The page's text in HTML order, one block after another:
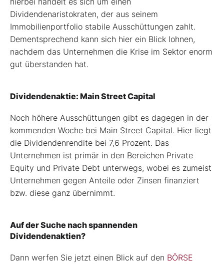
Dividendenaristokraten, der aus seinem
Immobilienportfolio stabile Ausschüttungen zahlt.
Dementsprechend kann sich hier ein Blick lohnen,
nachdem das Unternehmen die Krise im Sektor enorm
gut überstanden hat.
Dividendenaktie: Main Street Capital
Noch höhere Ausschüttungen gibt es dagegen in der
kommenden Woche bei Main Street Capital. Hier liegt
die Dividendenrendite bei 7,6 Prozent. Das
Unternehmen ist primär in den Bereichen Private
Equity und Private Debt unterwegs, wobei es zumeist
Unternehmen gegen Anteile oder Zinsen finanziert
bzw. diese ganz übernimmt.
Auf der Suche nach spannenden
Dividendenaktien?
Dann werfen Sie jetzt einen Blick auf den BÖRSE